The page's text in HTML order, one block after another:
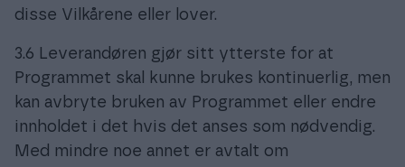
disse Vilkårene eller lover.
3.6 Leverandøren gjør sitt ytterste for at
Programmet skal kunne brukes kontinuerlig, men
kan avbryte bruken av Programmet eller endre
innholdet i det hvis det anses som nødvendig.
Med mindre noe annet er avtalt om